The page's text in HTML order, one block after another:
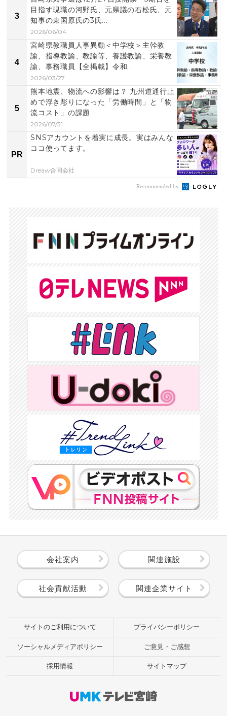
3
目指す現職の河野氏、元県議の右松氏、元
知事の東国原氏の3氏...
2026/06/04
4
宮崎県教職員人事異動＜中学校＞主幹教
諭、指導教諭、教諭等、養護教諭、栄養教
諭、事務職員【全掲載】令和...
2026/03/27
5
熊本地震、物流への影響は？ 九州道通行止
めで浮き彫りになった「労働時間」と「物
流コスト」の課題
2026/07/31
PR
SNSアカウントを着実に成長。実はみんな
ココ使ってます。
Dreaw合同会社
Recommended by
会社案内 関連施設
社会貢献活動 関連企業サイト
サイトのご利用について プライバシーポリシー
ソーシャルメディアポリシー ご意見・ご感想
採用情報 サイトマップ